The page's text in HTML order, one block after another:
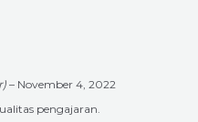
– November 4, 2022
pengajaran.